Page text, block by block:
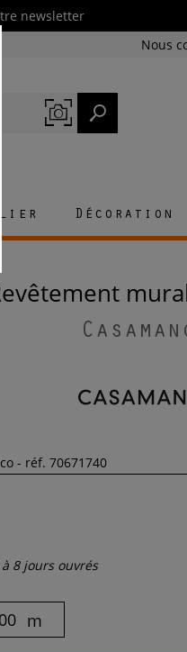
newsletter
Nous
Décoration
Revêtement
à 8 jours ouvrés
m